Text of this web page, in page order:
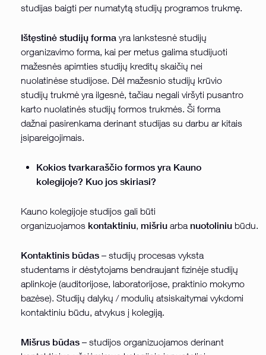
studijas baigti per numatytą studijų programos trukmę.
Ištęstinė studijų forma yra lankstesnė studijų
organizavimo forma, kai per metus galima studijuoti
mažesnės apimties studijų kreditų skaičių nei
nuolatinėse studijose. Dėl mažesnio studijų krūvio
studijų trukmė yra ilgesnė, tačiau negali viršyti pusantro
karto nuolatinės studijų formos trukmės. Ši forma
dažnai pasirenkama derinant studijas su darbu ar kitais
įsipareigojimais.
Kokios tvarkaraščio formos yra Kauno
kolegijoje? Kuo jos skiriasi?
Kauno kolegijoje studijos gali būti
organizuojamos kontaktiniu, mišriu arba nuotoliniu būdu.
Kontaktinis būdas – studijų procesas vyksta
studentams ir dėstytojams bendraujant fizinėje studijų
aplinkoje (auditorijose, laboratorijose, praktinio mokymo
bazėse). Studijų dalykų / modulių atsiskaitymai vykdomi
kontaktiniu būdu, atvykus į kolegiją.
Mišrus būdas – studijos organizuojamos derinant